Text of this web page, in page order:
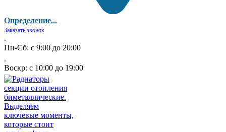
Определение...
Заказать звонок
.
Пн-Сб: с 9:00 до 20:00
.
Воскр: с 10:00 до 19:00